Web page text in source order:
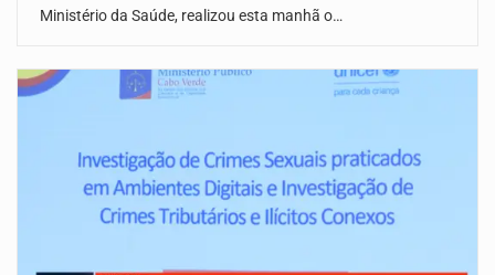
Ministério da Saúde, realizou esta manhã o…